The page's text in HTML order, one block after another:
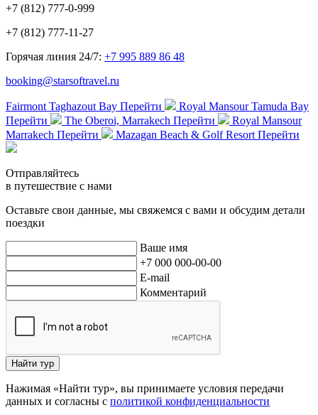
+7 (812) 777-0-999
+7 (812) 777-11-27
Горячая линия 24/7: +7 995 889 86 48
booking@starsoftravel.ru
Fairmont Taghazout Bay Перейти
Royal Mansour Tamuda Bay
Перейти
The Oberoi, Marrakech Перейти
Royal Mansour
Marrakech Перейти Mazagan Beach & Golf Resort Перейти
Отправляйтесь
в путешествие с нами
Оставьте свои данные, мы свяжемся с вами и обсудим детали
поездки
Ваше имя
+7 000 000-00-00
E-mail
Комментарий
Найти тур
Нажимая «Найти тур», вы принимаете условия передачи
данных и согласны с политикой конфиденциальности